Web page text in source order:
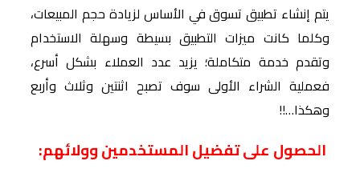
يتم إنشاء تطبيق تسوق في الأساس لزيادة حجم المبيعات،
وكلما كانت ميزات التطبيق بسيطة وسهلة الاستخدام
وتقدم خدمة متكاملة؛ يزيد عدد العملاء بشكل أسرع،
فعملية الشراء الأولى سوف تصبح اثنتين وثلاث وأربع
وهكذا…!!
الحصول على تفضيل المستخدمين وولائهم: